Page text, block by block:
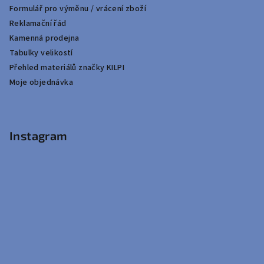
Formulář pro výměnu / vrácení zboží
Reklamační řád
Kamenná prodejna
Tabulky velikostí
Přehled materiálů značky KILPI
Moje objednávka
Instagram